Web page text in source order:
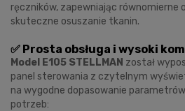
ręczników, zapewniając równomierne
skuteczne osuszanie tkanin.
✅ Prosta obsługa i wysoki
Model E105 STELLMAN został
panel sterowania z czytelnym
na wygodne dopasowanie
potrzeb: